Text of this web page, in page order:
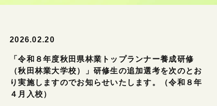
2026.02.20
「令和８年度秋田県林業トップランナー養成研修
（秋田林業大学校）」研修生の追加選考を次のとお
り実施しますのでお知らせいたします。（令和８年
４月入校）